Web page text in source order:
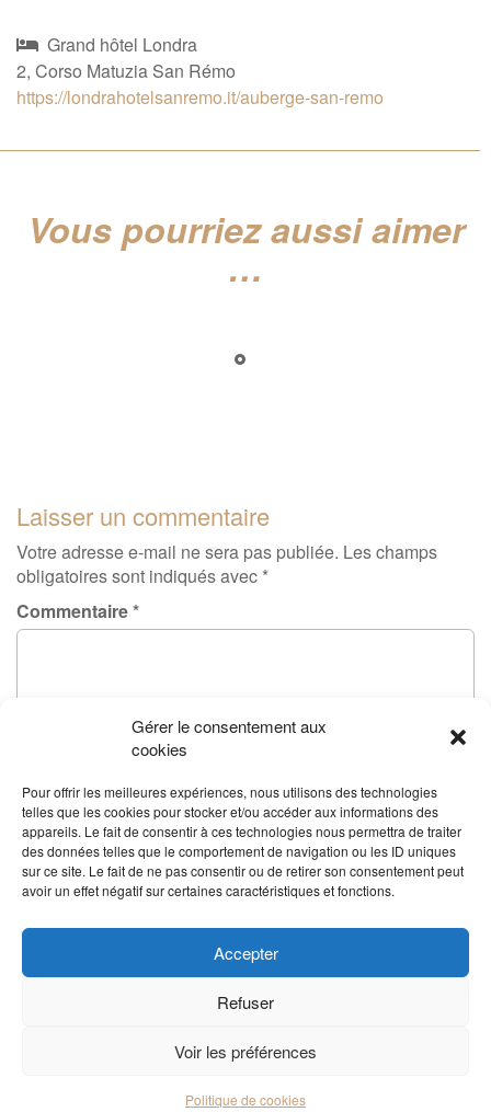
Gérer le consentement aux
cookies
Pour offrir les meilleures expériences, nous utilisons des technologies
telles que les cookies pour stocker et/ou accéder aux informations des
appareils. Le fait de consentir à ces technologies nous permettra de traiter
des données telles que le comportement de navigation ou les ID uniques
sur ce site. Le fait de ne pas consentir ou de retirer son consentement peut
avoir un effet négatif sur certaines caractéristiques et fonctions.
Accepter
Refuser
Voir les préférences
Politique de cookies
Grand hôtel Londra
2, Corso Matuzia San Rémo
https://londrahotelsanremo.it/auberge-san-remo
Vous pourriez aussi aimer
…
Laisser un commentaire
Votre adresse e-mail ne sera pas publiée. Les champs
obligatoires sont indiqués avec *
Commentaire*